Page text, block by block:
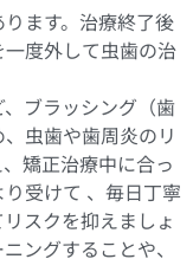
ます。治療終了後
度外して虫歯の治
ブラッシング（歯
虫歯や歯周炎のリ
矯正治療中に合っ
受けて 、毎日丁寧
スクを抑えましょ
ングすることや、